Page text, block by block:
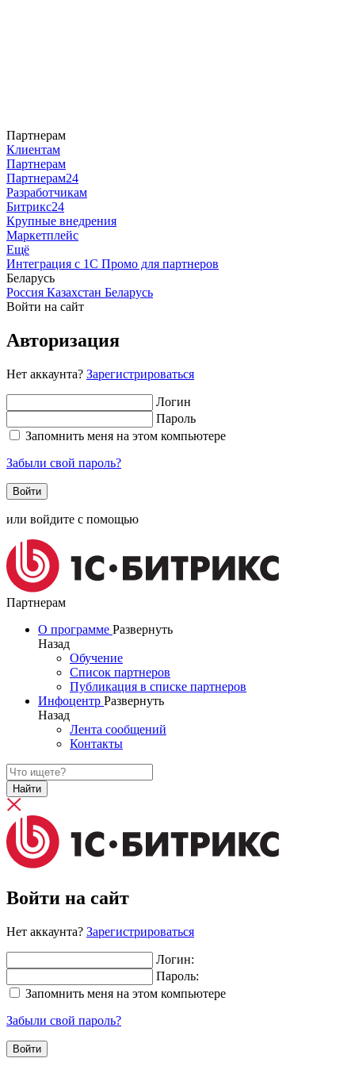
Партнерам
Клиентам
Партнерам
Партнерам24
Разработчикам
Битрикс24
Крупные внедрения
Маркетплейс
Ещё
Интеграция с 1С Промо для партнеров
Беларусь
Россия Казахстан Беларусь
Войти на сайт
Авторизация
Нет аккаунта? Зарегистрироваться
Логин
Пароль
Запомнить меня на этом компьютере
Забыли свой пароль?
или войдите с помощью
Партнерам
О программе Развернуть
Назад
Обучение
Список партнеров
Публикация в списке партнеров
Инфоцентр Развернуть
Назад
Лента сообщений
Контакты
Найти
Войти на сайт
Нет аккаунта? Зарегистрироваться
Логин:
Пароль:
Запомнить меня на этом компьютере
Забыли свой пароль?